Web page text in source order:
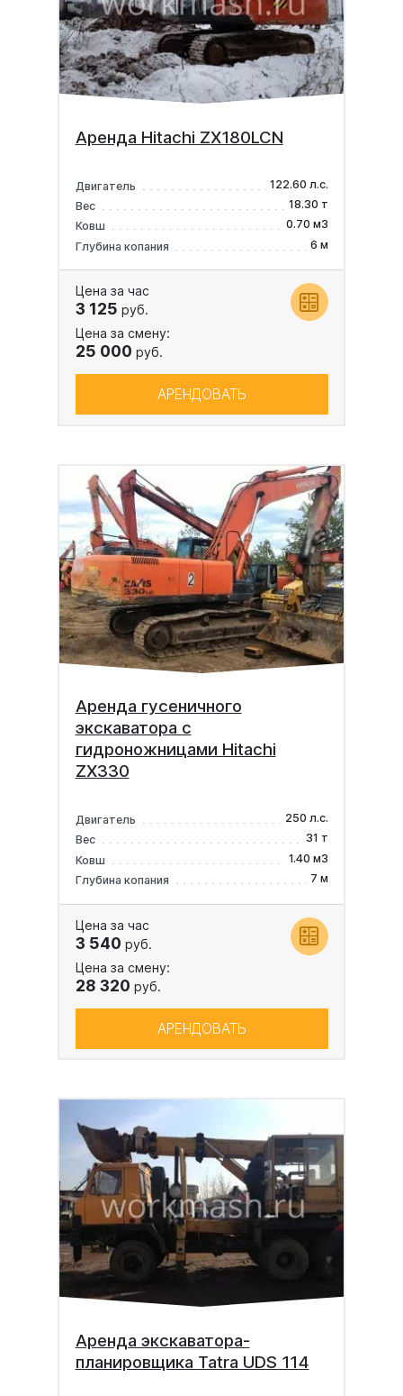
Аренда Hitachi ZX180LCN
Двигатель
122.60 л.с.
Вес
18.30 т
Ковш
0.70 м3
Глубина копания
6 м
Цена за час
3 125 руб.
Цена за смену:
25 000 руб.
АРЕНДОВАТЬ
Аренда гусеничного
экскаватора с
гидроножницами Hitachi
ZX330
Двигатель
250 л.с.
Вес
31 т
Ковш
1.40 м3
Глубина копания
7 м
Цена за час
3 540 руб.
Цена за смену:
28 320 руб.
АРЕНДОВАТЬ
Аренда экскаватора-
планировщика Tatra UDS 114